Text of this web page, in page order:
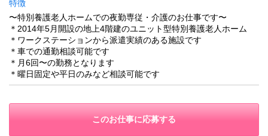
特徴
〜特別養護老人ホームでの夜勤専従・介護のお仕事です〜
＊2014年5月開設の地上4階建のユニット型特別養護老人ホーム
＊ワークステーションから派遣実績のある施設です
＊車での通勤相談可能です
＊月6回〜の勤務となります
＊曜日固定や平日のみなど相談可能です
このお仕事に応募する